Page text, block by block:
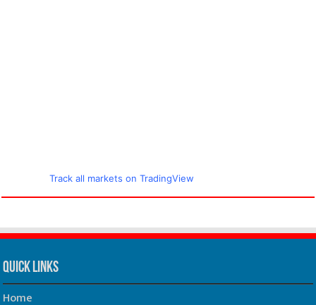
Track all markets on TradingView
Quick Links
Home